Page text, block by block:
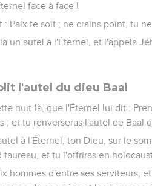
face à face !
: Paix te soit ; ne crains point, tu ne
un autel à l'Éternel, et l'appela
l'autel du dieu Baal
nuit-là, que l'Éternel lui dit :
; et tu renverseras l'autel de Baal
à l'Éternel, ton Dieu, sur le
taureau, et tu l'offriras en
hommes d'entre ses serviteurs,